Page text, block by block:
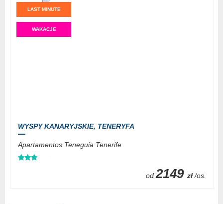
LAST MINUTE
WAKACJE
WYSPY KANARYJSKIE, TENERYFA
Apartamentos Teneguia Tenerife
od 2149 zł /os.